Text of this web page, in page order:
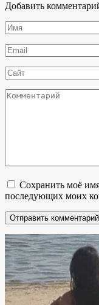
Добавить
Имя
*
Email
*
Сайт
Комментарий
Сохранить моё
последующих моих